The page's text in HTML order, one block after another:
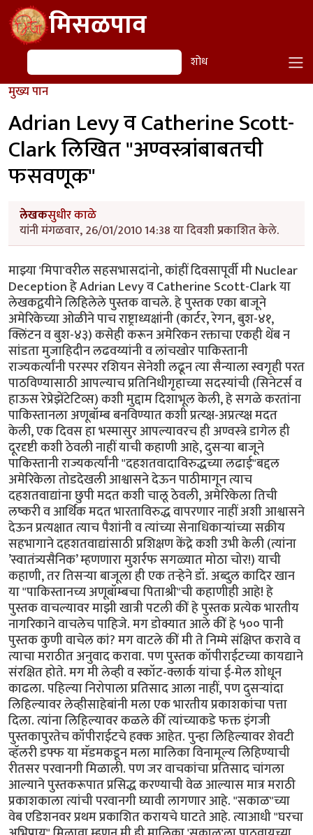
Skip to main contentमिसळपाव
शोध शोध
मुख्य पान
Adrian Levy व Catherine Scott-
Clark लिखित "अण्वस्त्रांबाबतची
फसवणूक"
लेखकसुधीर काळे
यांनी मंगळवार, 26/01/2010 14:38 या दिवशी प्रकाशित केले.
माझ्या 'मिपा'वरील सहसभासदांनो, कांहीं दिवसापूर्वी मी Nuclear
Deception हे Adrian Levy व Catherine Scott-Clark या
लेखकद्वयीने लिहिलेले पुस्तक वाचले. हे पुस्तक एका बाजूने
अमेरिकेच्या ओळीने पाच राष्ट्राध्यक्षांनी (कार्टर, रेगन, बुश-४१,
क्लिंटन व बुश-४३) कसेही करून अमेरिकन रक्ताचा एकही थेंब न
सांडता मुजाहिदीन लढवय्यांनी व लांचखोर पाकिस्तानी
राज्यकर्त्यांनी परस्पर रशियन सेनेशी लढून त्या सैन्याला स्वगृही परत
पाठविण्यासाठी आपल्याच प्रतिनिधीगृहाच्या सदस्यांची (सिनेटर्स व
हाऊस रेप्रेझेंटेटिव्स) कशी मुद्दाम दिशाभूल केली, हे सगळे करतांना
पाकिस्तानला अणूबॉम्ब बनविण्यात कशी प्रत्य्क्ष-अप्रत्य्क्ष मदत
केली, एक दिवस हा भस्मासुर आपल्यावरच ही अण्वस्त्रे डागेल ही
दूरदृष्टी कशी ठेवली नाहीं याची कहाणी आहे, दुसर्‍या बाजूने
पाकिस्तानी राज्यकर्त्यांनी "दहशतवादाविरुद्धच्या लढाई"बद्दल
अमेरिकेला तोडदेखली आश्वासने देऊन पाठीमागून त्याच
दहशतवाद्यांना छुपी मदत कशी चालू ठेवली, अमेरिकेला तिची
लष्करी व आर्थिक मदत भारताविरुद्ध वापरणार नाहीं अशी आश्वासने
देऊन प्रत्यक्षात त्याच पैशांनी व त्यांच्या सेनाधिकार्‍यांच्या सक्रीय
सहभागाने दहशतवाद्यांसाठी प्रशिक्षण केंद्रे कशी उभी केली (त्यांना
’स्वातंत्र्यसैनिक’ म्हणणारा मुशर्रफ सगळ्यात मोठा चोर!) याची
कहाणी, तर तिसर्‍या बाजूला ही एक तर्‍हेने डॉ. अब्दुल कादिर खान
या "पाकिस्तानच्य अणूबॉम्बचा पिताश्री"ची कहाणीही आहे! हे
पुस्तक वाचल्यावर माझी खात्री पटली कीं हे पुस्तक प्रत्येक भारतीय
नागरिकाने वाचलेच पाहिजे. मग डोक्यात आले कीं हे ५०० पानी
पुस्तक कुणी वाचेल कां? मग वाटले कीं मी ते निम्मे संक्षिप्त करावे व
त्याचा मराठीत अनुवाद करावा. पण पुस्तक कॉपीराईटच्या कायद्याने
संरक्षित होते. मग मी लेव्ही व स्कॉट-क्लार्क यांचा ई-मेल शोधून
काढला. पहिल्या निरोपाला प्रतिसाद आला नाहीं, पण दुसर्‍यांदा
लिहिल्यावर लेव्हीसाहेबांनी मला एक भारतीय प्रकाशकांचा पत्ता
दिला. त्यांना लिहिल्यावर कळले कीं त्यांच्याकडे फक्त इंगजी
पुस्तकापुरतेच कॉपीराईटचे हक्क आहेत. पुन्हा लिहिल्यावर शेवटी
व्हॅलरी डफ्फ या मॅडमकडून मला मालिका विनामूल्य लिहिण्याची
रीतसर परवानगी मिळाली. पण जर वाचकांचा प्रतिसाद चांगला
आल्याने पुस्तकरूपात प्रसिद्ध करण्याची वेळ आल्यास मात्र मराठी
प्रकाशकाला त्यांची परवानगी घ्यावी लागणार आहे. "सकाळ"च्या
वेब एडिशनवर प्रथम प्रकाशित करायचे घाटते आहे. त्याआधी "घरचा